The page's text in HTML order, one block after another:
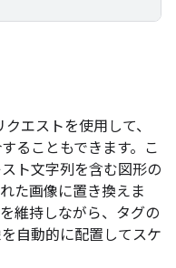
クエストを使用して、
ることもできます。こ
ト文字列を含む図形の
た画像に置き換えま
維持しながら、タグの
自動的に配置してスケ